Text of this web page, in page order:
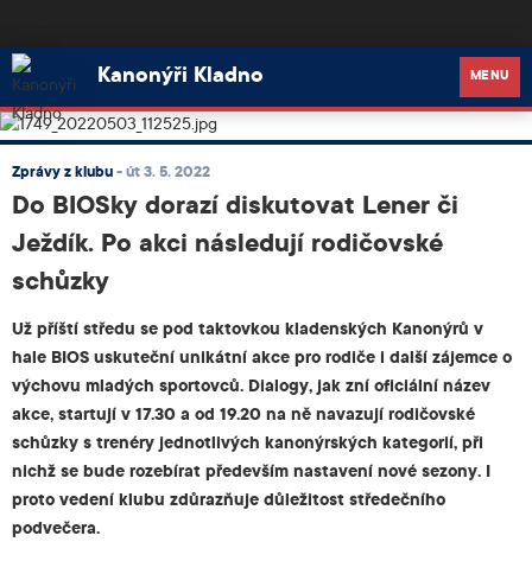
Kanonýři Kladno
Kanonýři Kladno MENU
Zprávy z klubu - út 3. 5. 2022
Do BIOSky dorazí diskutovat Lener či
Ježdík. Po akci následují rodičovské
schůzky
Už příští středu se pod taktovkou kladenských Kanonýrů v
hale BIOS uskuteční unikátní akce pro rodiče i další zájemce o
výchovu mladých sportovců. Dialogy, jak zní oficiální název
akce, startují v 17.30 a od 19.20 na ně navazují rodičovské
schůzky s trenéry jednotlivých kanonýrských kategorií, při
nichž se bude rozebírat především nastavení nové sezony. I
proto vedení klubu zdůrazňuje důležitost středečního
podvečera.